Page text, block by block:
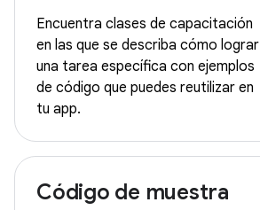
Encuentra clases de capacitación
en las que se describa cómo lograr
una tarea específica con ejemplos
de código que puedes reutilizar en
tu app.
Código de muestra